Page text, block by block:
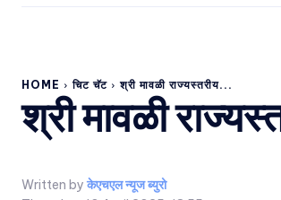
HOME चिट चॅट श्री मावळी राज्यस्तरीय...
श्री मावळी
Written by केएचएल न्यूज ब्युरो